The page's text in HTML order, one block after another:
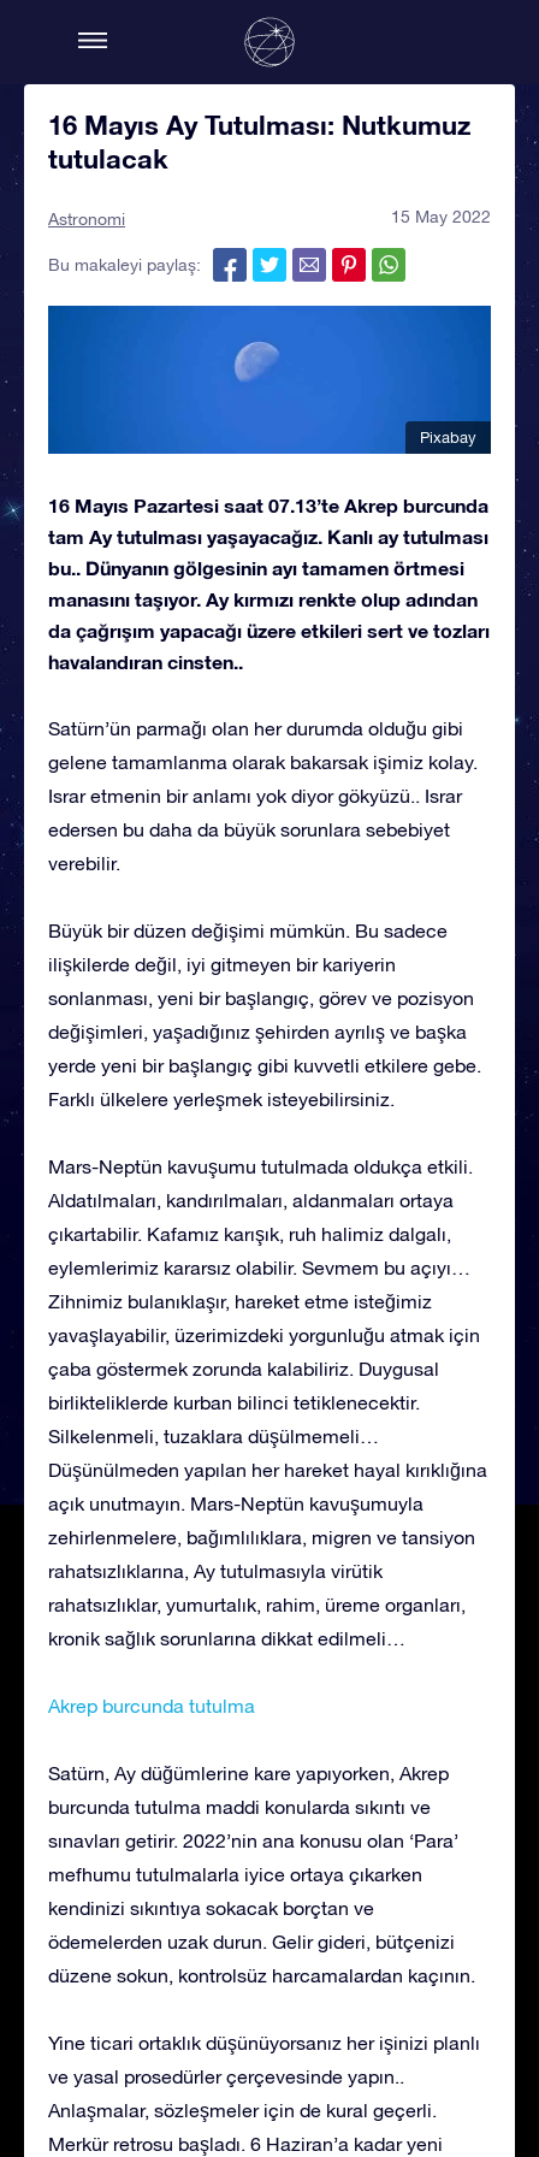
16 Mayıs Ay Tutulması: Nutkumuz
tutulacak
Astronomi 15 May 2022
Bu makaleyi paylaş:
Pixabay
16 Mayıs Pazartesi saat 07.13’te Akrep burcunda
tam Ay tutulması yaşayacağız. Kanlı ay tutulması
bu.. Dünyanın gölgesinin ayı tamamen örtmesi
manasını taşıyor. Ay kırmızı renkte olup adından
da çağrışım yapacağı üzere etkileri sert ve tozları
havalandıran cinsten..
Satürn’ün parmağı olan her durumda olduğu gibi
gelene tamamlanma olarak bakarsak işimiz kolay.
Israr etmenin bir anlamı yok diyor gökyüzü.. Israr
edersen bu daha da büyük sorunlara sebebiyet
verebilir.
Büyük bir düzen değişimi mümkün. Bu sadece
ilişkilerde değil, iyi gitmeyen bir kariyerin
sonlanması, yeni bir başlangıç, görev ve pozisyon
değişimleri, yaşadığınız şehirden ayrılış ve başka
yerde yeni bir başlangıç gibi kuvvetli etkilere gebe.
Farklı ülkelere yerleşmek isteyebilirsiniz.
Mars-Neptün kavuşumu tutulmada oldukça etkili.
Aldatılmaları, kandırılmaları, aldanmaları ortaya
çıkartabilir. Kafamız karışık, ruh halimiz dalgalı,
eylemlerimiz kararsız olabilir. Sevmem bu açıyı…
Zihnimiz bulanıklaşır, hareket etme isteğimiz
yavaşlayabilir, üzerimizdeki yorgunluğu atmak için
çaba göstermek zorunda kalabiliriz. Duygusal
birlikteliklerde kurban bilinci tetiklenecektir.
Silkelenmeli, tuzaklara düşülmemeli…
Düşünülmeden yapılan her hareket hayal kırıklığına
açık unutmayın. Mars-Neptün kavuşumuyla
zehirlenmelere, bağımlılıklara, migren ve tansiyon
rahatsızlıklarına, Ay tutulmasıyla virütik
rahatsızlıklar, yumurtalık, rahim, üreme organları,
kronik sağlık sorunlarına dikkat edilmeli…
Akrep burcunda tutulma
Satürn, Ay düğümlerine kare yapıyorken, Akrep
burcunda tutulma maddi konularda sıkıntı ve
sınavları getirir. 2022’nin ana konusu olan ‘Para’
mefhumu tutulmalarla iyice ortaya çıkarken
kendinizi sıkıntıya sokacak borçtan ve
ödemelerden uzak durun. Gelir gideri, bütçenizi
düzene sokun, kontrolsüz harcamalardan kaçının.
Yine ticari ortaklık düşünüyorsanız her işinizi planlı
ve yasal prosedürler çerçevesinde yapın..
Anlaşmalar, sözleşmeler için de kural geçerli.
Merkür retrosu başladı. 6 Haziran’a kadar yeni